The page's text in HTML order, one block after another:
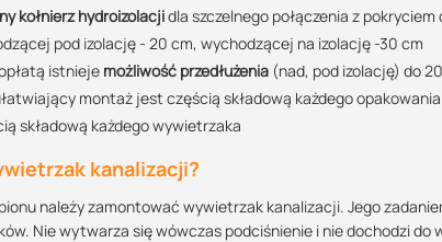
kołnierz hydroizolacjidla szczelnego połączenia z
pod izolację - 20 cm, wychodzącej na izolację -30 cm
istnieje możliwość przedłużenia (nad, pod izolację) do
montaż jest częścią składową każdego opakowania
składową każdego wywietrzaka
kanalizacji?
należy zamontować wywietrzak kanalizacji. Jego
Nie wytwarza się wówczas podciśnienie i nie dochodzi
TWOP SAN 90
TWOP SAN 104
07:00 -